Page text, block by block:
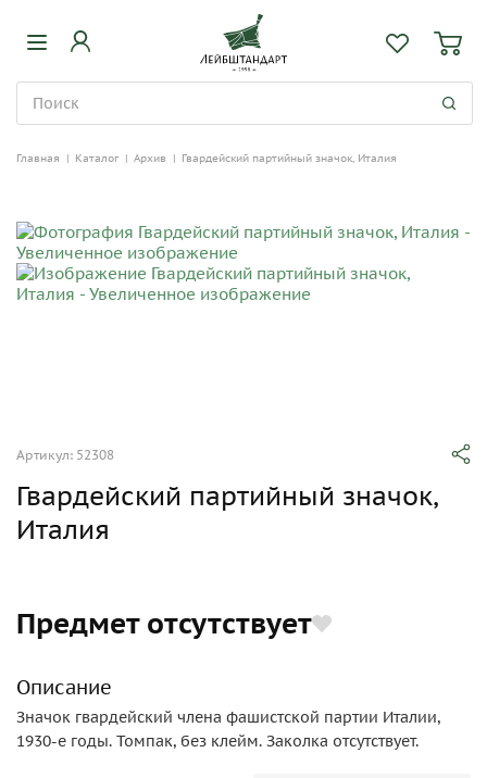
Главная | Каталог | Архив | Гвардейский партийный значок, Италия
Артикул: 52308
Гвардейский партийный значок,
Италия
Предмет отсутствует
Описание
Значок гвардейский члена фашистской партии Италии,
1930-е годы. Томпак, без клейм. Заколка отсутствует.